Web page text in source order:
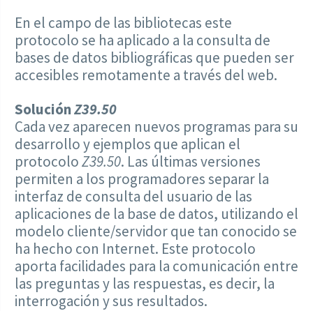
En el campo de las bibliotecas este
protocolo se ha aplicado a la consulta de
bases de datos bibliográficas que pueden ser
accesibles remotamente a través del web.
SoluciónZ39.50
Cada vez aparecen nuevos programas para su
desarrollo y ejemplos que aplican el
protocoloZ39.50. Las últimas versiones
permiten a los programadores separar la
interfaz de consulta del usuario de las
aplicaciones de la base de datos, utilizando el
modelo cliente/servidor que tan conocido se
ha hecho con Internet. Este protocolo
aporta facilidades para la comunicación entre
las preguntas y las respuestas, es decir, la
interrogación y sus resultados.